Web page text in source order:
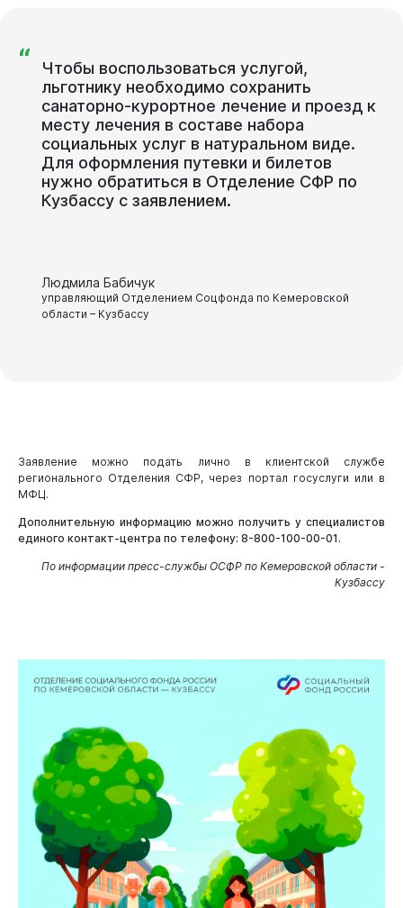
“
Чтобы воспользоваться услугой,
льготнику необходимо сохранить
санаторно-курортное лечение и проезд к
месту лечения в составе набора
социальных услуг в натуральном виде.
Для оформления путевки и билетов
нужно обратиться в Отделение СФР по
Кузбассу с заявлением.
Людмила Бабичук
управляющий Отделением Соцфонда по Кемеровской
области – Кузбассу
Заявление можно подать лично в клиентской службе
регионального Отделения СФР, через портал госуслуги или в
МФЦ.
Дополнительную информацию можно получить у специалистов
единого контакт-центра по телефону: 8-800-100-00-01.
По информации пресс-службы ОСФР по Кемеровской области -
Кузбассу